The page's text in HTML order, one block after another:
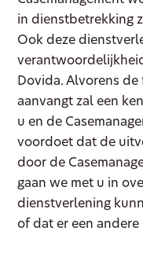
in dienstbetrekking
Ook deze
Dovida. Alvorens
aanvangt zal een
u en de
voordoet dat de
door de
gaan we met u in
dienstverlening
of dat er een andere